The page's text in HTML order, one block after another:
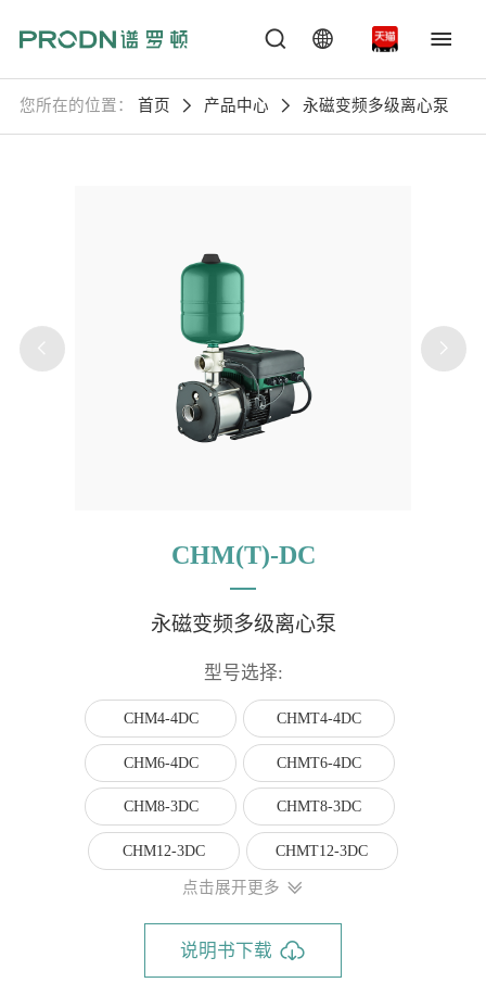
您所在的位置： 首页 产品中心 永磁变频多级离心泵
CHM(T)-DC
永磁变频多级离心泵
型号选择:
CHM4-4DC CHMT4-4DC
CHM6-4DC CHMT6-4DC
CHM8-3DC CHMT8-3DC
CHM12-3DC CHMT12-3DC
点击展开更多
说明书下载